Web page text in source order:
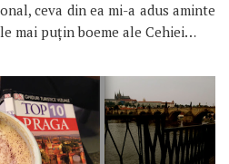
ceva din ea mi-a adus aminte
mai puțin boeme ale Cehiei…